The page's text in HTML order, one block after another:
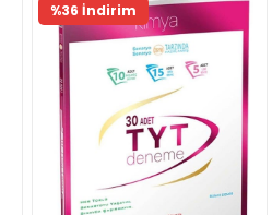
%36 İndirim